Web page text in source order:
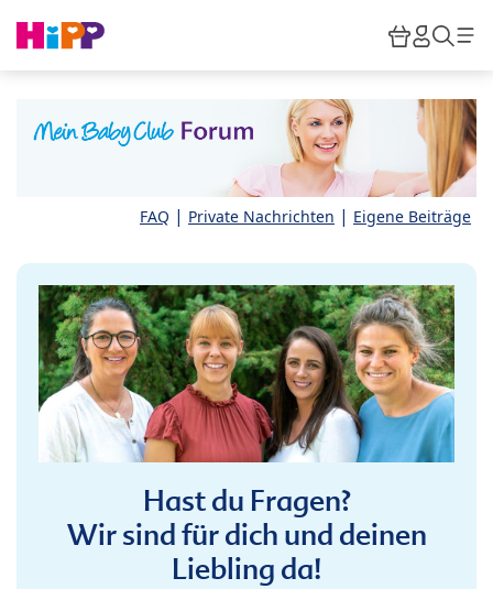
HiPP
FAQ | Private Nachrichten | Eigene Beiträge
Hast du Fragen?
Wir sind für dich und deinen
Liebling da!